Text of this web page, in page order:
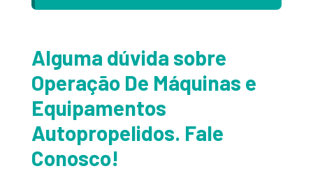
Alguma dúvida sobre
Operação De Máquinas e
Equipamentos
Autopropelidos. Fale
Conosco!